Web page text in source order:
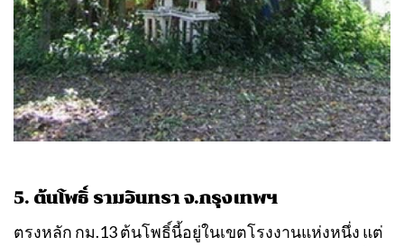
5. ต้นโพธิ์ รามอินทรา จ.กรุงเทพฯ
ตรงหลัก กม.13 ต้นโพธิ์นี้อยู่ในเขตโรงงานแห่งหนึ่ง แต่